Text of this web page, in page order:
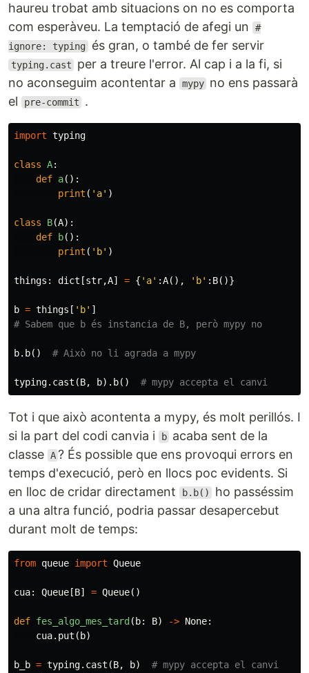
haureu trobat amb situacions on no es comporta
com esperàveu. La temptació de afegi un
#
ignore: typing és gran, o també de fer servir
typing.cast
per a treure l'error. Al cap i a la fi, si
no aconseguim acontentar a
mypy no ens passarà
el
pre-commit .
import typing
class A:
def a():
print ( 'a' )
class B(A):
def
b():
print ( 'b' )
things : dict [str,A] = { 'a' :A(), 'b' : B()}
b = things [ 'b' ]
b. b()
typing. cast (B, b). b()
Tot i que això acontenta a mypy, és molt perillós. I
si la part del codi canvia i
b acaba sent de la
classe A ? És possible que ens provoqui errors en
temps d'execució, però en llocs poc evidents. Si
en lloc de cridar directament
b.b()
ho passéssim
a una altra funció, podria passar desapercebut
durant molt de temps:
from queue import Queue
cua: Queue [B] = Queue()
def fes_algo_mes_tard ( b: B) -> None:
cua. put ( b)
b_b = typing. cast (B, b)